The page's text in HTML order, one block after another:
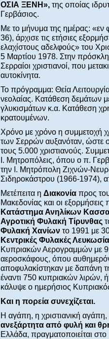
ΟΣΙΑ ΞΕΝΗ», της οποίας
Γερβάσιος.
Με το μήνυμα της ημέρας: «εν
36), άρχισε τις ετήσιες
ελαχίστους αδελφούς» του
5 Μαρτίου 1978. Στην
Σερραίοι χριστιανοί, που
αυτοκίνητα.
Το πρόγραμμα: Θεία
νεολαίας. Κατάθεση δεμάτων
γλυκισμάτων κ.α. Κατάθεση
κρατουμένων.
Χρόνο με χρόνο η συμμετοχή
των Σερρών αυξανόταν, ώστε
τους 5.000 χριστιανούς.
Ι. Μητροπόλεις, όπου ο π.
την Ι. Μητρόπολη Ζιχνών-
Σιδηροκάστρου (1966-1974),
Μετέπειτα η Διακονία προς
Μακεδονίας και οι
Κατάστημα Ανηλίκων
Αγροτική Φυλακή Τίρυνθας
Φυλακή Χανίων το 1991 με
Κεντρικές Φυλακές
Κυπριακών Αερογραμμών με
αεροσκάφους, όπου
αποφυλακίστηκαν με δαπάνη
έναντι 750 κυπριακών λιρών,
κάλυψε ο ημερήσιος
Και η πορεία συνεχίζεται.
Η αγάπη, η χριστιανική αγάπη,
ανεξάρτητα από φυλή και
Ελλάδα, πραγματοποιείται στο